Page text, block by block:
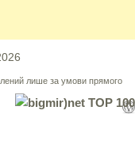
лише за умови прямого